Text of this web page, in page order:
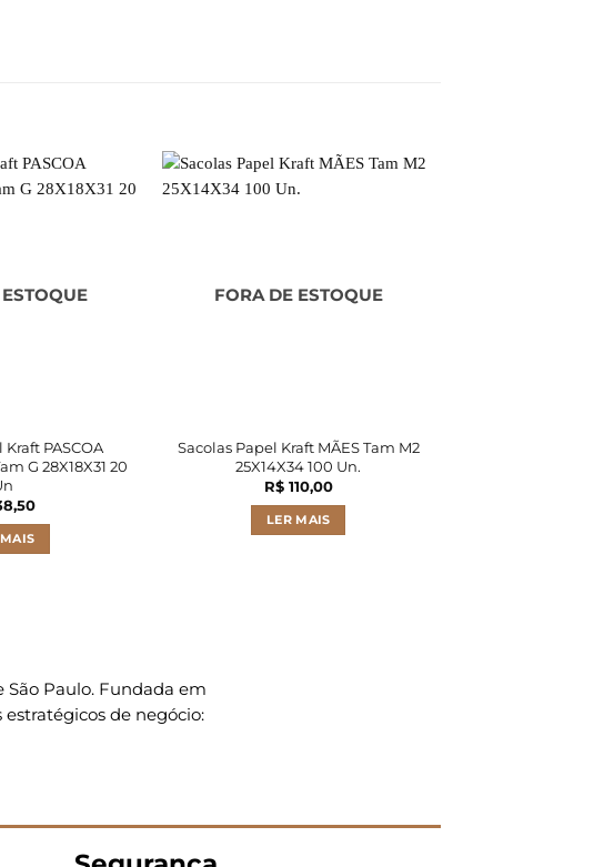
PASCOA
G 28X18X31 20
FORA DE ESTOQUE
Sacolas Papel Kraft MÃES Tam M2
25X14X34 100 Un.
R$110,00
LER MAIS
Paulo. Fundada em
de negócio: